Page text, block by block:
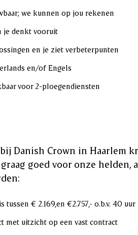
we kunnen op jou rekenen
je denkt vooruit
en je ziet verbeterpunten
en/of Engels
voor 2-ploegendiensten
Danish Crown in Haarlem
goed voor onze helden,
tussen € 2.169,en €2.757,- o.b.v. 40 uur
met uitzicht op een vast contract